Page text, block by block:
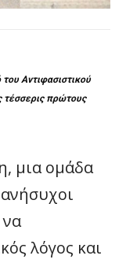
Αντιφασιστικού
τέσσερις πρώτους
μια ομάδα
λόγος και